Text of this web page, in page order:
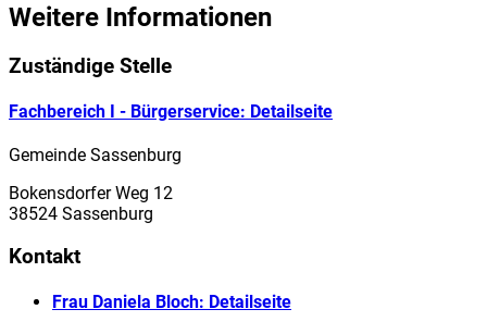
Weitere Informationen
Zuständige Stelle
Fachbereich I - Bürgerservice: Detailseite
Gemeinde Sassenburg
Bokensdorfer Weg 12
38524 Sassenburg
Kontakt
Frau Daniela Bloch: Detailseite